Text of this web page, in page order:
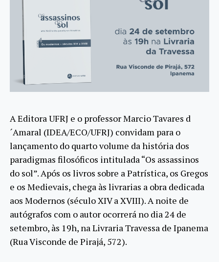
A Editora UFRJ e o professor Marcio Tavares d
´Amaral (IDEA/ECO/UFRJ) convidam para o
lançamento do quarto volume da história dos
paradigmas filosóficos intitulada “Os assassinos
do sol”. Após os livros sobre a Patrística, os Gregos
e os Medievais, chega às livrarias a obra dedicada
aos Modernos (século XIV a XVIII). A noite de
autógrafos com o autor ocorrerá no dia 24 de
setembro, às 19h, na Livraria Travessa de Ipanema
(Rua Visconde de Pirajá, 572).